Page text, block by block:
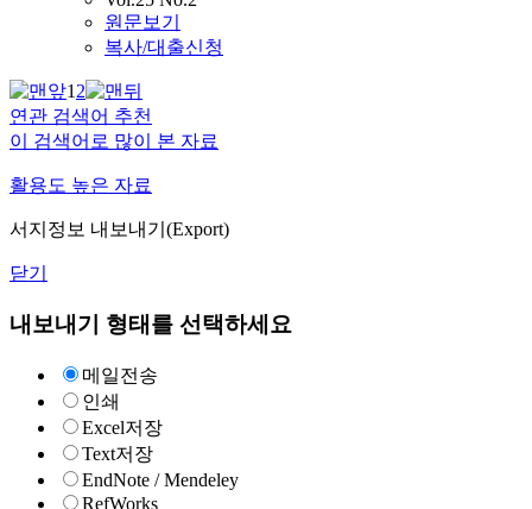
원문보기
복사/대출신청
12
연관 검색어 추천
이 검색어로 많이 본 자료
활용도 높은 자료
서지정보 내보내기(Export)
닫기
내보내기 형태를 선택하세요
메일전송
인쇄
Excel저장
Text저장
EndNote / Mendeley
RefWorks